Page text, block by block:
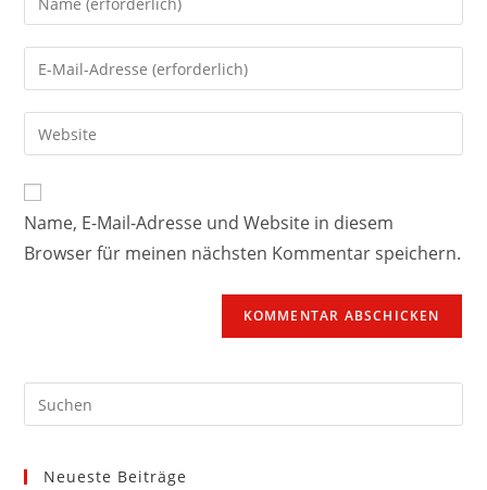
Name, E-Mail-Adresse und Website in diesem
Browser für meinen nächsten Kommentar speichern.
Neueste Beiträge